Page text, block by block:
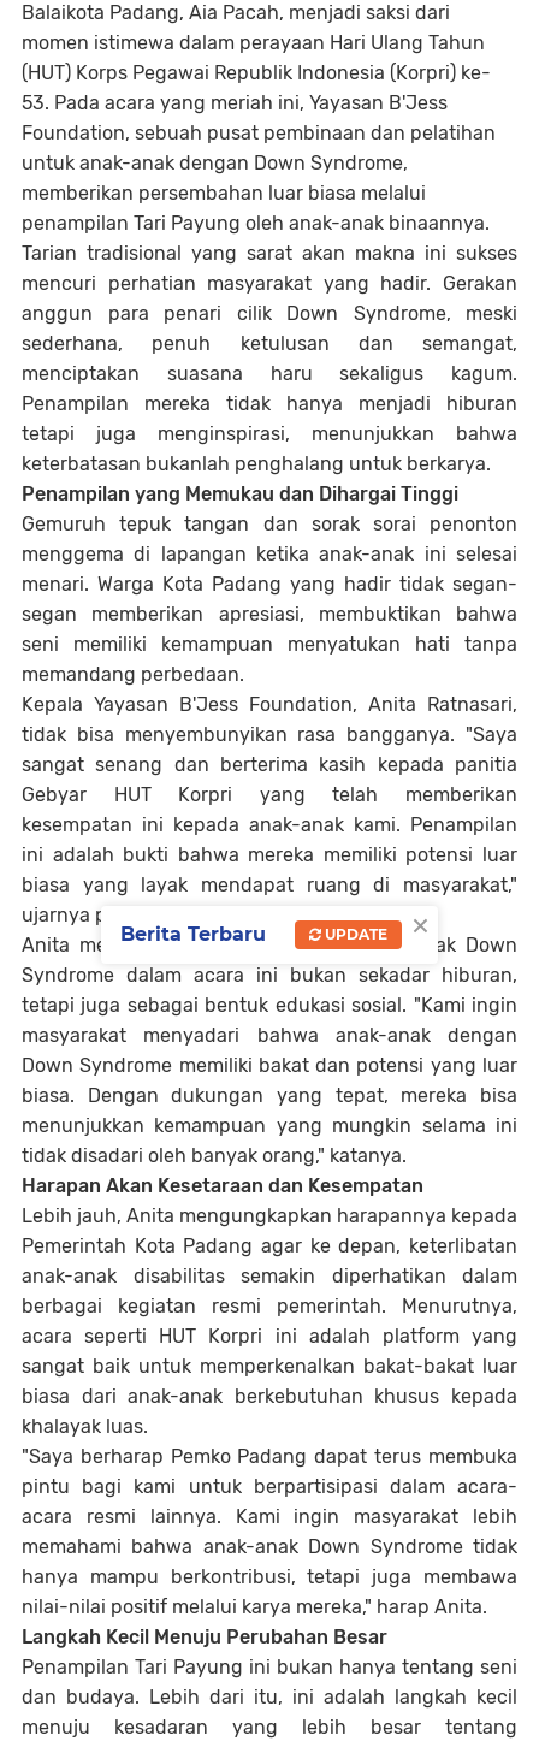
Balaikota Padang, Aia Pacah, menjadi saksi dari
momen istimewa dalam perayaan Hari Ulang Tahun
(HUT) Korps Pegawai Republik Indonesia (Korpri) ke-
53. Pada acara yang meriah ini, Yayasan B'Jess
Foundation, sebuah pusat pembinaan dan pelatihan
untuk anak-anak dengan Down Syndrome,
memberikan persembahan luar biasa melalui
penampilan Tari Payung oleh anak-anak binaannya.
Tarian tradisional yang sarat akan makna ini sukses
mencuri perhatian masyarakat yang hadir. Gerakan
anggun para penari cilik Down Syndrome, meski
sederhana, penuh ketulusan dan semangat,
menciptakan suasana haru sekaligus kagum.
Penampilan mereka tidak hanya menjadi hiburan
tetapi juga menginspirasi, menunjukkan bahwa
keterbatasan bukanlah penghalang untuk berkarya.
Penampilan yang Memukau dan Dihargai Tinggi
Gemuruh tepuk tangan dan sorak sorai penonton
menggema di lapangan ketika anak-anak ini selesai
menari. Warga Kota Padang yang hadir tidak segan-
segan memberikan apresiasi, membuktikan bahwa
seni memiliki kemampuan menyatukan hati tanpa
memandang perbedaan.
Kepala Yayasan B'Jess Foundation, Anita Ratnasari,
tidak bisa menyembunyikan rasa bangganya. "Saya
sangat senang dan berterima kasih kepada panitia
Gebyar HUT Korpri yang telah memberikan
kesempatan ini kepada anak-anak kami. Penampilan
ini adalah bukti bahwa mereka memiliki potensi luar
biasa yang layak mendapat ruang di masyarakat,"
ujarnya penuh haru.
Anita menambahkan, keikutsertaan anak-anak Down
Syndrome dalam acara ini bukan sekadar hiburan,
tetapi juga sebagai bentuk edukasi sosial. "Kami ingin
masyarakat menyadari bahwa anak-anak dengan
Down Syndrome memiliki bakat dan potensi yang luar
biasa. Dengan dukungan yang tepat, mereka bisa
menunjukkan kemampuan yang mungkin selama ini
tidak disadari oleh banyak orang," katanya.
Harapan Akan Kesetaraan dan Kesempatan
Lebih jauh, Anita mengungkapkan harapannya kepada
Pemerintah Kota Padang agar ke depan, keterlibatan
anak-anak disabilitas semakin diperhatikan dalam
berbagai kegiatan resmi pemerintah. Menurutnya,
acara seperti HUT Korpri ini adalah platform yang
sangat baik untuk memperkenalkan bakat-bakat luar
biasa dari anak-anak berkebutuhan khusus kepada
khalayak luas.
"Saya berharap Pemko Padang dapat terus membuka
pintu bagi kami untuk berpartisipasi dalam acara-
acara resmi lainnya. Kami ingin masyarakat lebih
memahami bahwa anak-anak Down Syndrome tidak
hanya mampu berkontribusi, tetapi juga membawa
nilai-nilai positif melalui karya mereka," harap Anita.
Langkah Kecil Menuju Perubahan Besar
Penampilan Tari Payung ini bukan hanya tentang seni
dan budaya. Lebih dari itu, ini adalah langkah kecil
menuju kesadaran yang lebih besar tentang
×
Berita Terbaru UPDATE